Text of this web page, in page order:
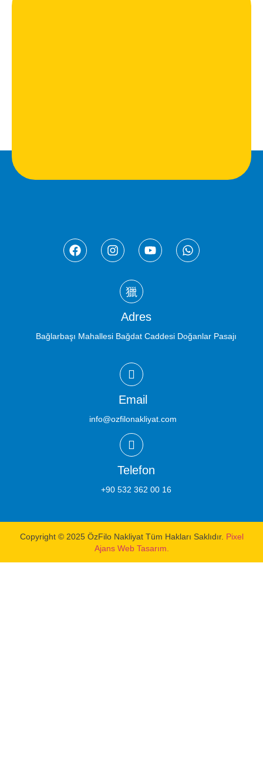
Adres
Bağlarbaşı Mahallesi Bağdat Caddesi Doğanlar Pasajı
Email
info@ozfilonakliyat.com
Telefon
+90 532 362 00 16
Copyright © 2025 ÖzFilo Nakliyat Tüm Hakları Saklıdır. Pixel
Ajans Web Tasarım.